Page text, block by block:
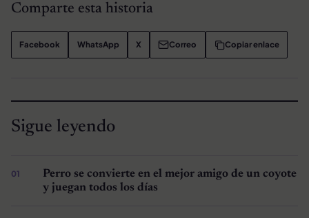
Comparte esta historia
Facebook WhatsApp X Correo Copiar enlace
Sigue leyendo
Perro se convierte en el mejor amigo de un coyote
y juegan todos los días